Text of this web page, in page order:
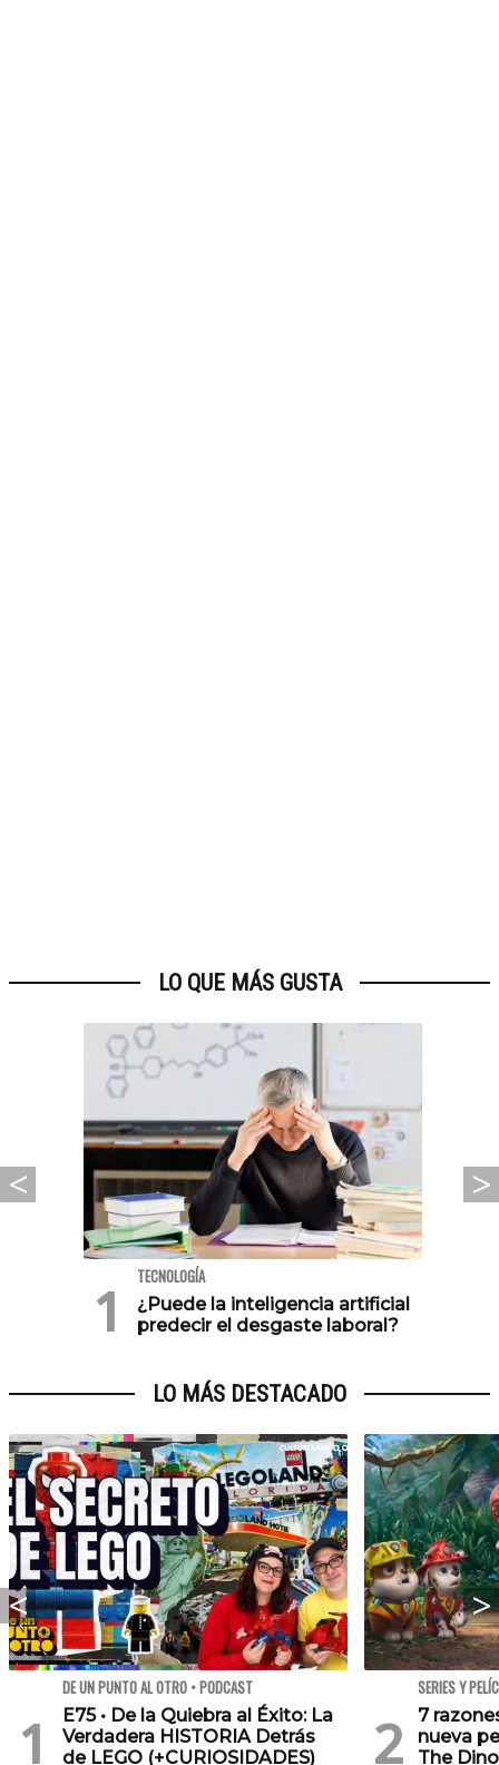
LO QUE MÁS GUSTA
TECNOLOGÍA
¿Puede la inteligencia artificial
predecir el desgaste laboral?
LO MÁS DESTACADO
DE UN PUNTO AL OTRO • PODCAST
E75 • De la Quiebra al Éxito: La
Verdadera HISTORIA Detrás
de LEGO (+CURIOSIDADES)
SERIES Y
7
nueva
The